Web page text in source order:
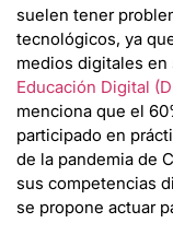
suelen tener
tecnológicos, ya
medios digitales en
Educación Digital
menciona que el
participado en
de la pandemia de
sus competencias
se propone actuar